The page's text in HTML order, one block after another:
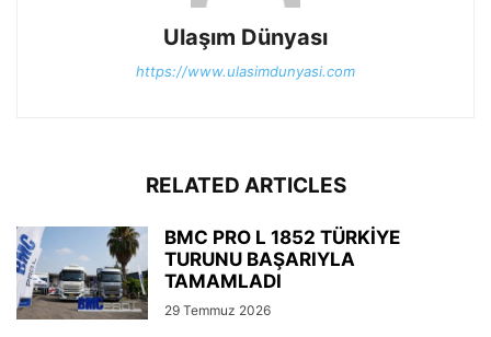
Ulaşım Dünyası
https://www.ulasimdunyasi.com
RELATED ARTICLES
BMC PRO L 1852 TÜRKİYE
TURUNU BAŞARIYLA
TAMAMLADI
29 Temmuz 2026